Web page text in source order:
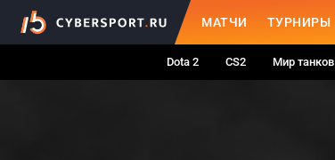
МАТЧИ ТУРНИРЫ
Dota 2 CS2 Мир танков